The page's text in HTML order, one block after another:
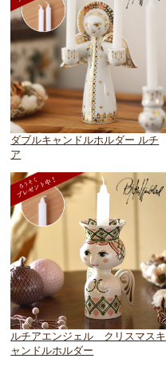
ダブルキャンドルホルダー ルチ
ア
ルチアエンジェル クリスマスキ
ャンドルホルダー